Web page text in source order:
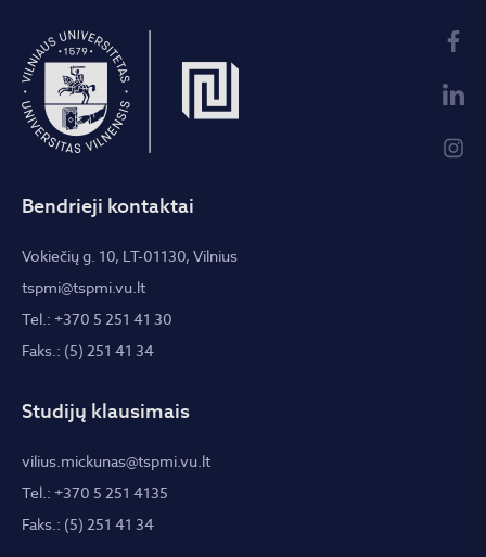
Bendrieji kontaktai
Vokiečių g. 10, LT-01130, Vilnius
tspmi@tspmi.vu.lt
Tel.: +370 5 251 41 30
Faks.: (5) 251 41 34
Studijų klausimais
vilius.mickunas@tspmi.vu.lt
Tel.: +370 5 251 4135
Faks.: (5) 251 41 34